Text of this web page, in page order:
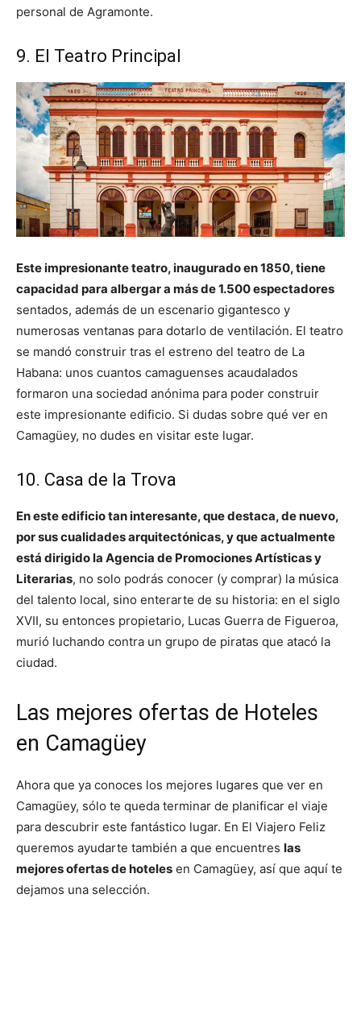
personal de Agramonte.
9. El Teatro Principal
Este impresionante teatro, inaugurado en 1850, tiene
capacidad para albergar a más de 1.500 espectadores
sentados, además de un escenario gigantesco y
numerosas ventanas para dotarlo de ventilación. El teatro
se mandó construir tras el estreno del teatro de La
Habana: unos cuantos camaguenses acaudalados
formaron una sociedad anónima para poder construir
este impresionante edificio. Si dudas sobre qué ver en
Camagüey, no dudes en visitar este lugar.
10. Casa de la Trova
En este edificio tan interesante, que destaca, de nuevo,
por sus cualidades arquitectónicas, y que actualmente
está dirigido la Agencia de Promociones Artísticas y
Literarias, no solo podrás conocer (y comprar) la música
del talento local, sino enterarte de su historia: en el siglo
XVII, su entonces propietario, Lucas Guerra de Figueroa,
murió luchando contra un grupo de piratas que atacó la
ciudad.
Las mejores ofertas de Hoteles
en Camagüey
Ahora que ya conoces los mejores lugares que ver en
Camagüey, sólo te queda terminar de planificar el viaje
para descubrir este fantástico lugar. En El Viajero Feliz
queremos ayudarte también a que encuentres las
mejores ofertas de hoteles en Camagüey, así que aquí te
dejamos una selección.